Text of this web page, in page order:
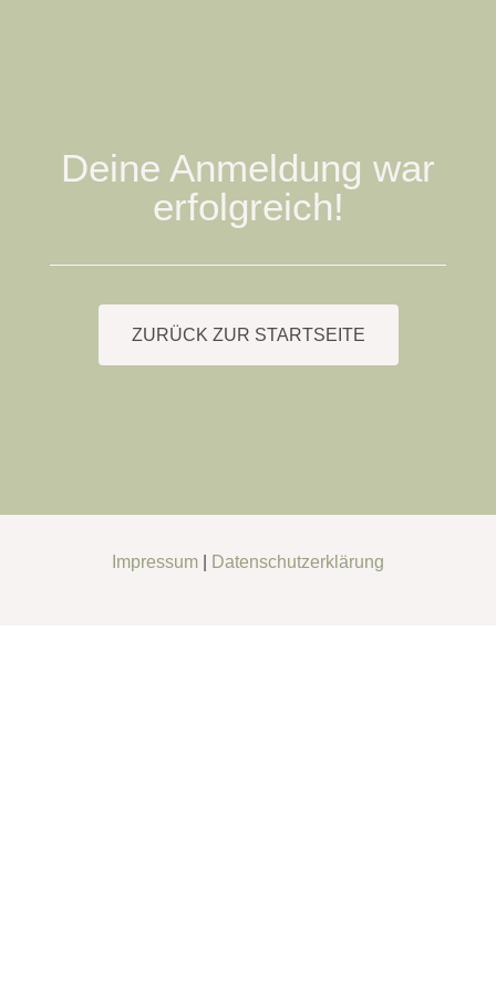
Deine Anmeldung war
erfolgreich!
ZURÜCK ZUR STARTSEITE
Impressum Datenschutzerklärung